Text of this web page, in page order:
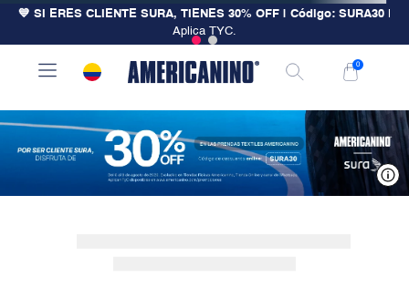
💙 SI ERES CLIENTE SURA, TIENES 30% OFF | Código: SURA30
Aplica TYC.
0